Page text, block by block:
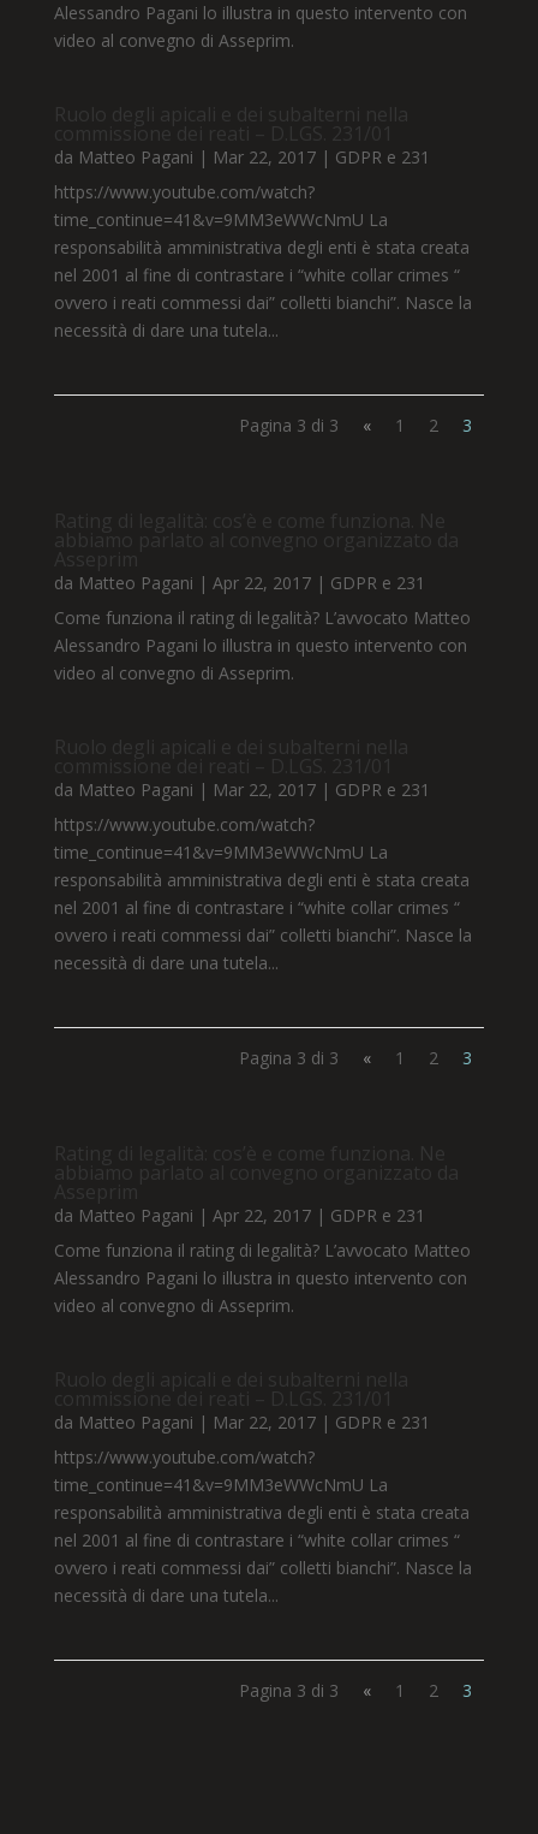
Alessandro Pagani lo illustra in questo intervento con
video al convegno di Asseprim.
Ruolo degli apicali e dei subalterni nella
commissione dei reati – D.LGS. 231/01
da Matteo Pagani | Mar 22, 2017| GDPR e 231
https://www.youtube.com/watch?
time_continue=41&v=9MM3eWWcNmU La
responsabilità amministrativa degli enti è stata creata
nel 2001 al fine di contrastare i “white collar crimes “
ovvero i reati commessi dai” colletti bianchi”. Nasce la
necessità di dare una tutela...
Pagina 3 di 3 « 1 2 3
Rating di legalità: cos’è e come funziona. Ne
abbiamo parlato al convegno organizzato da
Asseprim
da Matteo Pagani | Apr 22, 2017| GDPR e 231
Come funziona il rating di legalità? L’avvocato Matteo
Alessandro Pagani lo illustra in questo intervento con
video al convegno di Asseprim.
Ruolo degli apicali e dei subalterni nella
commissione dei reati – D.LGS. 231/01
da Matteo Pagani | Mar 22, 2017| GDPR e 231
https://www.youtube.com/watch?
time_continue=41&v=9MM3eWWcNmU La
responsabilità amministrativa degli enti è stata creata
nel 2001 al fine di contrastare i “white collar crimes “
ovvero i reati commessi dai” colletti bianchi”. Nasce la
necessità di dare una tutela...
Pagina 3 di 3 « 1 2 3
Rating di legalità: cos’è e come funziona. Ne
abbiamo parlato al convegno organizzato da
Asseprim
da Matteo Pagani | Apr 22, 2017| GDPR e 231
Come funziona il rating di legalità? L’avvocato Matteo
Alessandro Pagani lo illustra in questo intervento con
video al convegno di Asseprim.
Ruolo degli apicali e dei subalterni nella
commissione dei reati – D.LGS. 231/01
da Matteo Pagani | Mar 22, 2017| GDPR e 231
https://www.youtube.com/watch?
time_continue=41&v=9MM3eWWcNmU La
responsabilità amministrativa degli enti è stata creata
nel 2001 al fine di contrastare i “white collar crimes “
ovvero i reati commessi dai” colletti bianchi”. Nasce la
necessità di dare una tutela...
Pagina 3 di 3 « 1 2 3